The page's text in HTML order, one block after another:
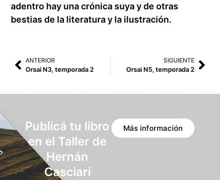
adentro hay una crónica suya y de otras
bestias de la literatura y la ilustración.
ANTERIOR
Orsai N3, temporada 2
SIGUIENTE
Orsai N5, temporada 2
Publicá tu libro
en el Taller de
Hernán
Casciari
Más información